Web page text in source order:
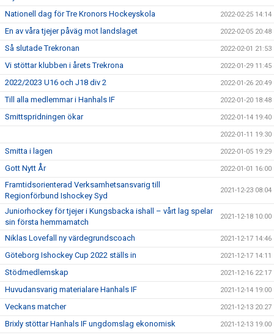
Nationell dag för Tre Kronors Hockeyskola 2022-02-25 14:14
En av våra tjejer påväg mot landslaget 2022-02-05 20:48
Så slutade Trekronan 2022-02-01 21:53
Vi stöttar klubben i årets Trekrona 2022-01-29 11:45
2022/2023 U16 och J18 div 2 2022-01-26 20:49
Till alla medlemmar i Hanhals IF 2022-01-20 18:48
Smittspridningen ökar 2022-01-14 19:40
2022-01-11 19:30
Smitta i lagen 2022-01-05 19:29
Gott Nytt År 2022-01-01 16:00
Framtidsorienterad Verksamhetsansvarig till
Regionförbund Ishockey Syd
2021-12-23 08:04
Juniorhockey för tjejer i Kungsbacka ishall – vårt lag spelar
sin första hemmamatch
2021-12-18 10:00
Niklas Lovefall ny värdegrundscoach 2021-12-17 14:46
Göteborg Ishockey Cup 2022 ställs in 2021-12-17 14:11
Stödmedlemskap 2021-12-16 22:17
Huvudansvarig materialare Hanhals IF 2021-12-14 19:00
Veckans matcher 2021-12-13 20:27
Brixly stöttar Hanhals IF ungdomslag ekonomisk 2021-12-13 19:00